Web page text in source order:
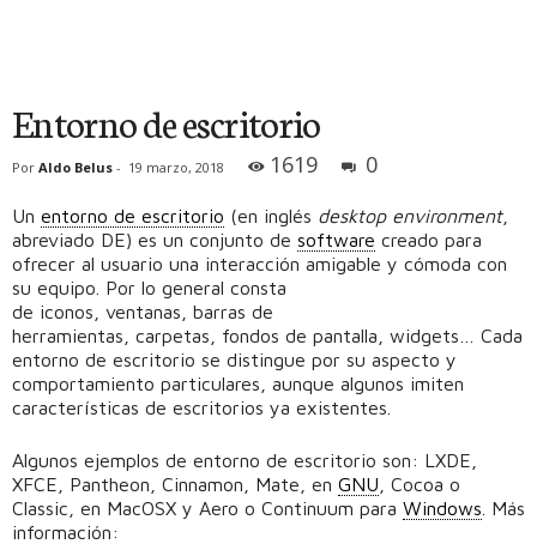
Entorno de escritorio
Por Aldo Belus - 19 marzo, 2018 1619 0
Un entorno de escritorio (en inglés desktop environment,
abreviado DE) es un conjunto de software creado para
ofrecer al usuario una interacción amigable y cómoda con
su equipo. Por lo general consta
de iconos, ventanas, barras de
herramientas, carpetas, fondos de pantalla, widgets… Cada
entorno de escritorio se distingue por su aspecto y
comportamiento particulares, aunque algunos imiten
características de escritorios ya existentes.
Algunos ejemplos de entorno de escritorio son: LXDE,
XFCE, Pantheon, Cinnamon, Mate, en GNU , Cocoa o
Classic, en MacOSX y Aero o Continuum para Windows . Más
información: